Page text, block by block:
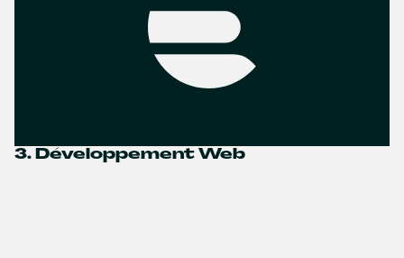
3. Développement Web